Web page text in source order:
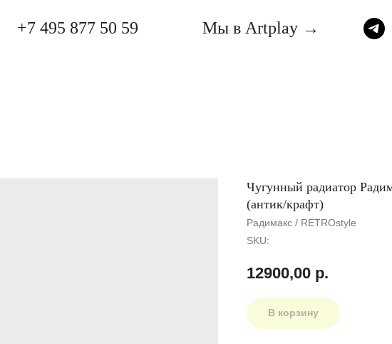
+7 495 877 50 59 Мы в Artplay →
Чугунный радиатор
(антик/крафт)
Радимакс / RETROstyle
SKU:
12900,00 р.
В корзину